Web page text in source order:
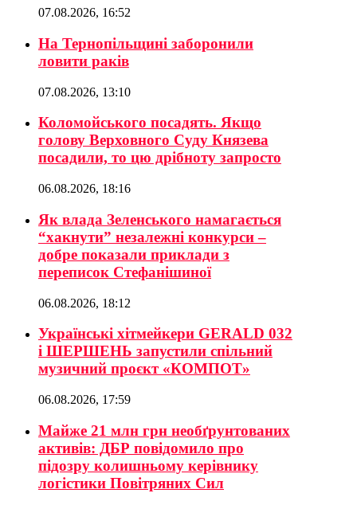
07.08.2026, 16:52
На Тернопільщині заборонили
ловити раків
07.08.2026, 13:10
Коломойського посадять. Якщо
голову Верховного Суду Князева
посадили, то цю дрібноту запросто
06.08.2026, 18:16
Як влада Зеленського намагається
“хакнути” незалежні конкурси –
добре показали приклади з
переписок Стефанішиної
06.08.2026, 18:12
Українські хітмейкери GERALD 032
і ШЕРШЕНЬ запустили спільний
музичний проєкт «КОМПОТ»
06.08.2026, 17:59
Майже 21 млн грн необґрунтованих
активів: ДБР повідомило про
підозру колишньому керівнику
логістики Повітряних Сил